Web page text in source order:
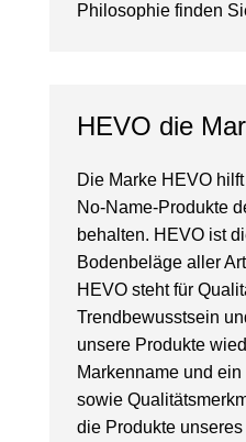
Philosophie finden
HEVO die
Die Marke HEVO
No-Name-Produkte
behalten. HEVO ist
Bodenbeläge aller
HEVO steht für
Trendbewusstsein
unsere Produkte
Markenname und
sowie
die Produkte